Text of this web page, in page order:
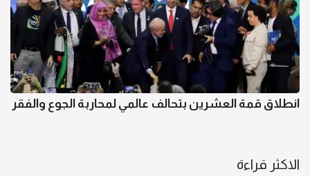
انطلاق قمة العشرين بتحالف عالمي لمحاربة الجوع والفقر
الاكثر قراءة